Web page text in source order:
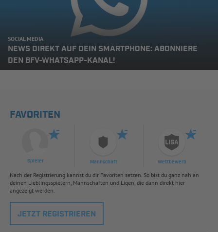
SOCIAL MEDIA
NEWS DIREKT AUF DEIN SMARTPHONE: ABONNIERE
DEN BFV-WHATSAPP-KANAL!
FAVORITEN
Spieler Mannschaft Wettbewerb
Nach der Registrierung kannst du dir Favoriten setzen. So bist du ganz nah an
deinen Lieblingsspielern, Mannschaften und Ligen, die dann direkt hier
angezeigt werden.
JETZT REGISTRIEREN